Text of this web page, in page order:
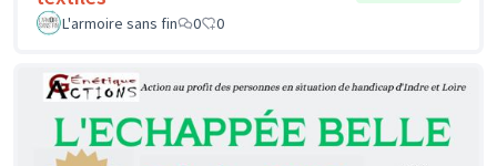
L'armoire sans fin
0 0